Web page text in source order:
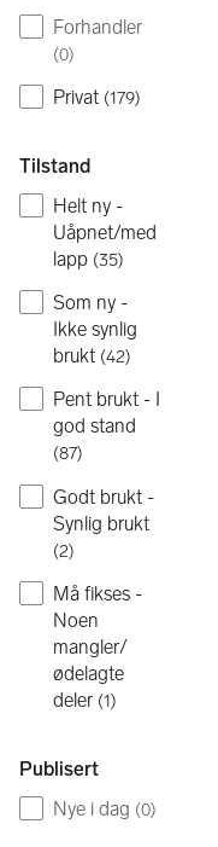
Forhandler
(0)
Privat (179)
Tilstand
Helt ny -
Uåpnet/med
lapp (35)
Som ny -
Ikke synlig
brukt (42)
Pent brukt - I
god stand
(87)
Godt brukt -
Synlig brukt
(2)
Må fikses -
Noen
mangler/
ødelagte
deler (1)
Publisert
Nye i dag (0)